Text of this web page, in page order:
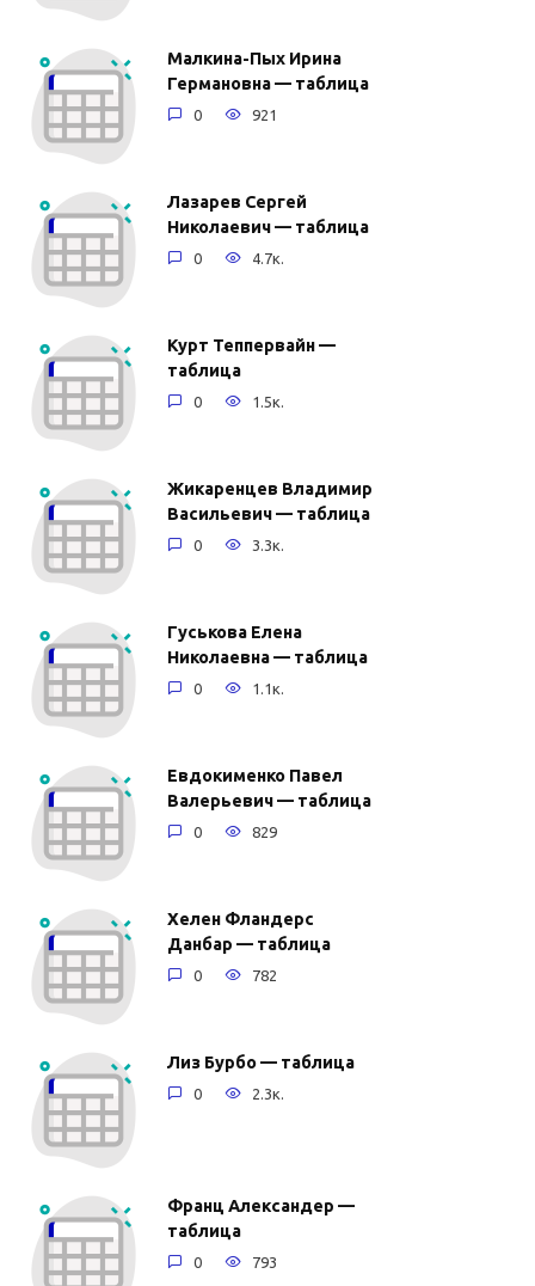
Малкина-Пых Ирина
Германовна — таблица
0 921
Лазарев Сергей
Николаевич — таблица
0 4.7к.
Курт Теппервайн —
таблица
0 1.5к.
Жикаренцев Владимир
Васильевич — таблица
0 3.3к.
Гуськова Елена
Николаевна — таблица
0 1.1к.
Евдокименко Павел
Валерьевич — таблица
0 829
Хелен Фландерс
Данбар — таблица
0 782
Лиз Бурбо — таблица
0 2.3к.
Франц Александер —
таблица
0 793